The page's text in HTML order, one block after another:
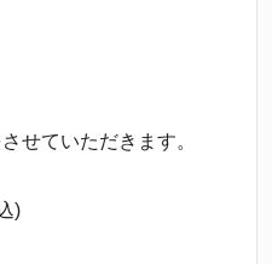
せていただきます。
)